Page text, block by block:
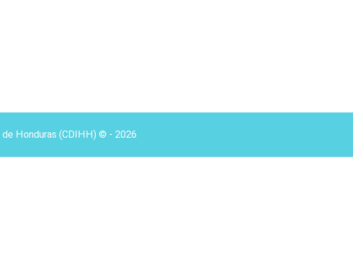
Honduras (CDIHH) © - 2026